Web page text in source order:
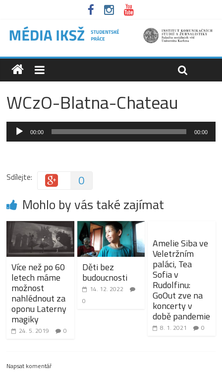
WCzO-Blatna-Chateau
Audio
přehrávač
00:00 00:00
Sdílejte: 0
Mohlo by vás také zajímat
Více než po 60
letech máme
možnost
nahlédnout za
oponu Laterny
magiky
24. 5. 2019 0
Děti bez
budoucnosti
14. 12. 2022
0
Amelie Siba ve
Veletržním
paláci, Tea
Sofia v
Rudolfinu:
GoOut zve na
koncerty v
době pandemie
8. 1. 2021 0
Napsat komentář